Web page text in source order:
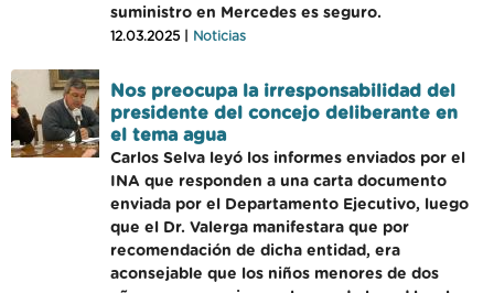
suministro en Mercedes es seguro.
12.03.2025 | Noticias
Nos preocupa la irresponsabilidad del
presidente del concejo deliberante en
el tema agua
Carlos Selva leyó los informes enviados por el
INA que responden a una carta documento
enviada por el Departamento Ejecutivo, luego
que el Dr. Valerga manifestara que por
recomendación de dicha entidad, era
aconsejable que los niños menores de dos